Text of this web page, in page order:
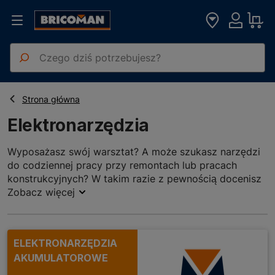
Strona główna
Elektronarzędzia
Elektronarzędzia
Wyposażasz swój warsztat? A może szukasz narzędzi
do codziennej pracy przy remontach lub pracach
konstrukcyjnych? W takim razie z pewnością docenisz
szeroką ofertę produktów zawartych w
Znajdziesz tu przede wszystkim urządzenia
pozwalające na swobodną obróbkę materiałów
różnego typu . Należą do nich m.in.
wyrzynarki,
Zobacz więcej
ELEKTRONARZĘDZIA
AKUMULATOROWE